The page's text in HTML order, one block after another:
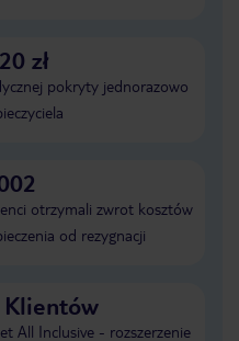
zł
pokryty jednorazowo
otrzymali zwrot kosztów
od rezygnacji
Klientów
All Inclusive - rozszerzenie